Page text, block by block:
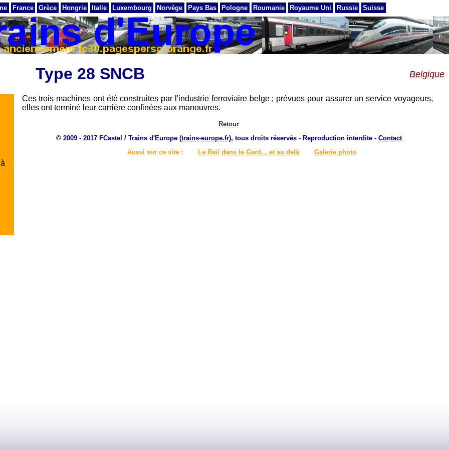
France Grèce Hongrie Italie Luxembourg Norvège Pays Bas Pologne Roumanie Royaume Uni Russie Suisse
Type 28 SNCB Belgique
Ces trois machines ont été construites par l'industrie ferroviaire belge ; prévues pour assurer un service voyageurs,
elles ont terminé leur carrière confinées aux manouvres.
Retour
© 2009 - 2017 FCastel / Trains d'Europe (trains-europe.fr), tous droits réservés - Reproduction interdite - Contact
Aussi sur ce site :
Le Rail dans le Gard... et au delà Galerie photo